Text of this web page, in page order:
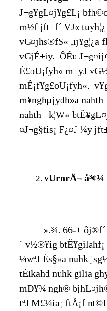
J¬g¥gL¤j¥g£L¡
m½f jft±f´ VJ«
vG¤jhs®fS« ,ij¥g¦¿a
vGjÉ±iy. ÔÉu
É£oU¡fyh« m±yJ
mÊ¡f¥g£oU¡fyh«.
m¥nghµjydh»a
nahth¬ k¦W«
¤J¬g§fis¡ F¿¤J ¼y
vUrnrÄ¬ å³¢¼
».¾. 66-± ôj®f´
´ v½®¥ig
¼wªJ És§»a nuhk
tÈikahd nuhk gilia
mD¥¾ ngh®
tªJ M£¼ia¡ ftÅ¡f